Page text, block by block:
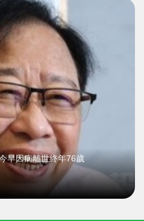
早因病離世終年76歲